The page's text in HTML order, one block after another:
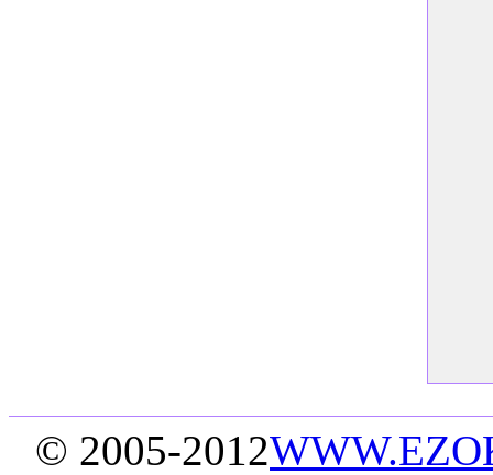
© 2005-2012